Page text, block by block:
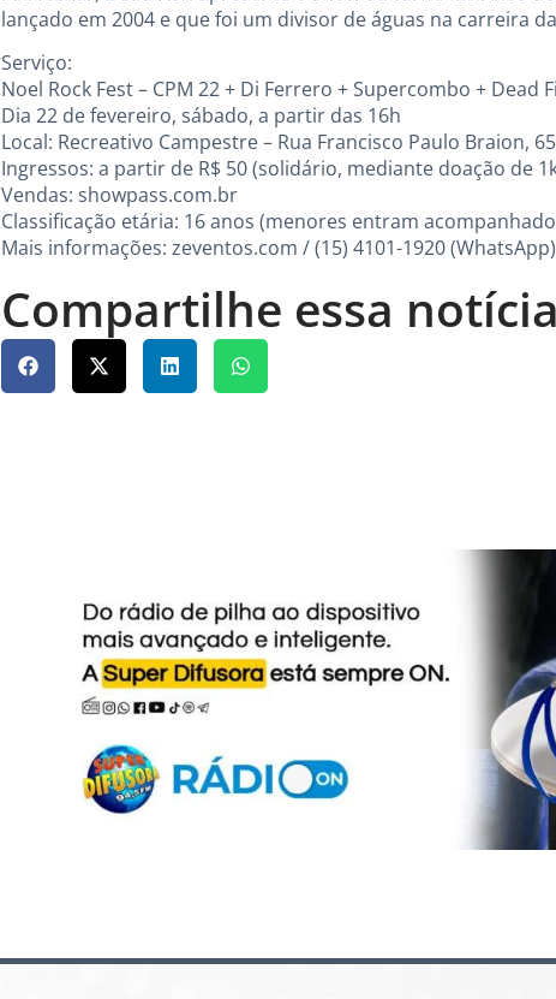
lançado em 2004 e que foi um divisor de águas na carreira
Serviço:
Noel Rock Fest – CPM 22 + Di Ferrero + Supercombo + Dead
Dia 22 de fevereiro, sábado, a partir das 16h
Local: Recreativo Campestre – Rua Francisco Paulo Braion,
Ingressos: a partir de R$ 50 (solidário, mediante doação de
Vendas: showpass.com.br
Classificação etária: 16 anos (menores entram
Mais informações: zeventos.com / (15) 4101-1920 (WhatsApp)
Compartilhe essa notícia